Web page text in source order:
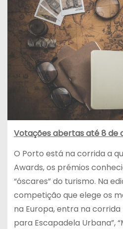
Votações abertas até 8 de
O Porto está na corrida a
Awards, os prémios
“óscares” do turismo. Na
competição que elege os
na Europa, entra na
para Escapadela Urbana”,